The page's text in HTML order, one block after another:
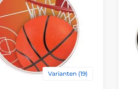
Varianten (19)